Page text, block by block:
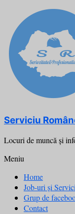
content
Serviciu
Locuri de muncă şi
Meniu
Home
Job-uri și
Grup de
Contact